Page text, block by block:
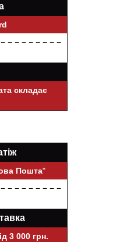
− − − − − − − −
складає
Пошта"
− − − − − − − −
3 000 грн.